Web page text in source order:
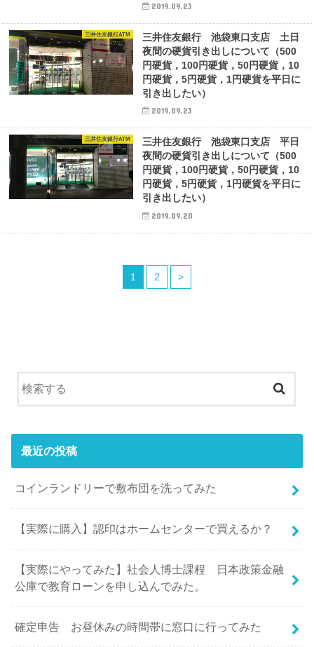
2019.09.23
三井住友銀行ATM
三井住友銀行 池袋東口支店 土日
夜間の硬貨引き出しについて（500
円硬貨，100円硬貨，50円硬貨，10
円硬貨，5円硬貨，1円硬貨を平日に
引き出したい）
2019.09.23
三井住友銀行ATM
三井住友銀行 池袋東口支店 平日
夜間の硬貨引き出しについて（500
円硬貨，100円硬貨，50円硬貨，10
円硬貨，5円硬貨，1円硬貨を平日に
引き出したい）
2019.09.20
1 2 >
最近の投稿
コインランドリーで敷布団を洗ってみた
【実際に購入】認印はホームセンターで買えるか？
【実際にやってみた】社会人博士課程 日本政策金融
公庫で教育ローンを申し込んでみた。
確定申告 お昼休みの時間帯に窓口に行ってみた